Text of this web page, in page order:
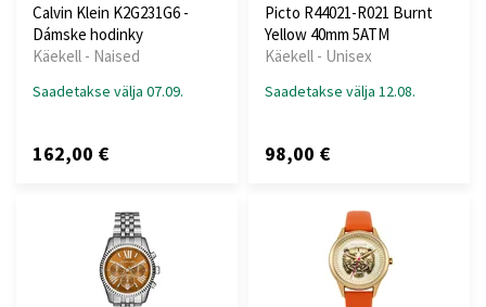
Calvin Klein K2G231G6 -
Dámske hodinky
Käekell - Naised
Saadetakse välja 07.09.
162,00 €
Picto R44021-R021 Burnt
Yellow 40mm 5ATM
Käekell - Unisex
Saadetakse välja 12.08.
98,00 €